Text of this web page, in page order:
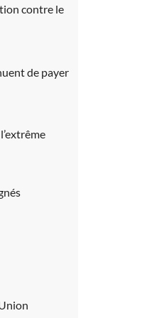
contre le
de payer